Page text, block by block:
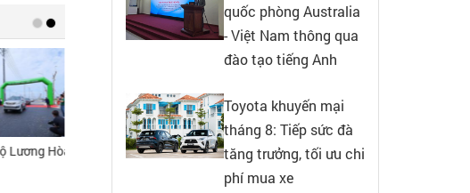
quốc phòng Australia
- Việt Nam thông qua
đào tạo tiếng Anh
Toyota khuyến mại
tháng 8: Tiếp sức đà
tăng trưởng, tối ưu chi
phí mua xe